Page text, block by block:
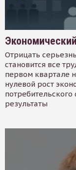
Отрицать
становится все
первом квартале
нулевой рост
результаты